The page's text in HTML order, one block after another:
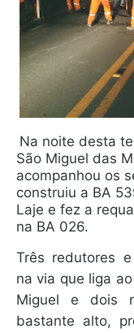
Na noite desta
São Miguel das
acompanhou os
construiu a BA
Laje e fez a
na BA 026.
Três redutores
na via que liga
Miguel e dois
bastante alto,